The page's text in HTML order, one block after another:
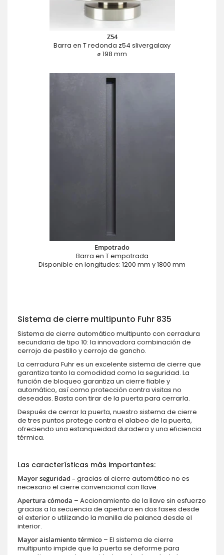
Z54
Barra en T redonda z54 slivergalaxy
⌀ 198 mm
Empotrado
Barra en T empotrada
Disponible en longitudes: 1200 mm y 1800 mm
Sistema de cierre multipunto Fuhr 835
Sistema de cierre automático multipunto con cerradura
secundaria de tipo 10: la innovadora combinación de
cerrojo de pestillo y cerrojo de gancho.
La cerradura Fuhr es un excelente sistema de cierre que
garantiza tanto la comodidad como la seguridad. La
función de bloqueo garantiza un cierre fiable y
automático, así como protección contra visitas no
deseadas. Basta con tirar de la puerta para cerrarla.
Después de cerrar la puerta, nuestro sistema de cierre
de tres puntos protege contra el alabeo de la puerta,
ofreciendo una estanqueidad duradera y una eficiencia
térmica.
Las características más importantes:
Mayor seguridad – gracias al cierre automático no es
necesario el cierre convencional con llave.
Apertura cómoda – Accionamiento de la llave sin esfuerzo
gracias a la secuencia de apertura en dos fases desde
el exterior o utilizando la manilla de palanca desde el
interior.
Mayor aislamiento térmico – El sistema de cierre
multipunto impide que la puerta se deforme para